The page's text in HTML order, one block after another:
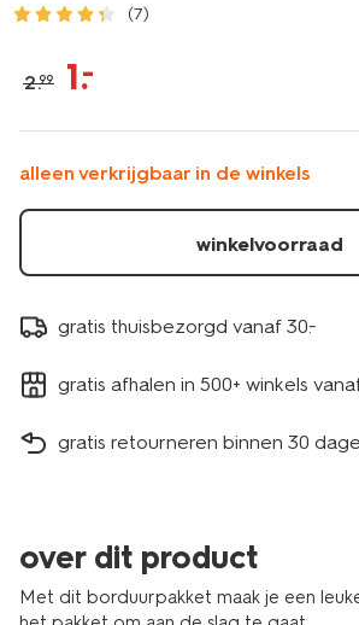
(7)
hobby/handwerken/borduren/
walvis-
2.99 1.–
alleen verkrijgbaar in de winkels
winkelvoorraad
gratis thuisbezorgd vanaf 30.-
gratis afhalen in 500+ winkels
gratis retourneren binnen 30
over dit product
Met dit borduurpakket maak je een